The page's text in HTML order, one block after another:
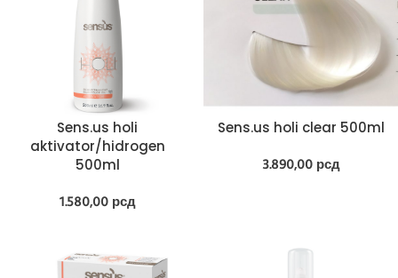
Sens.us holi
aktivator/hidrogen
500ml
1.580,00 рсд
Sens.us holi clear 500ml
3.890,00 рсд